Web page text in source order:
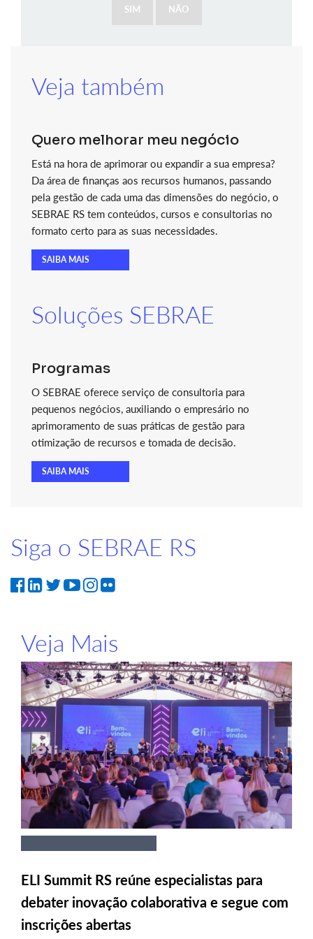
SIM NÃO
Veja também
Quero melhorar meu negócio
Está na hora de aprimorar ou expandir a sua empresa?
Da área de finanças aos recursos humanos, passando
pela gestão de cada uma das dimensões do negócio, o
SEBRAE RS tem conteúdos, cursos e consultorias no
formato certo para as suas necessidades.
SAIBA MAIS
Soluções SEBRAE
Programas
O SEBRAE oferece serviço de consultoria para
pequenos negócios, auxiliando o empresário no
aprimoramento de suas práticas de gestão para
otimização de recursos e tomada de decisão.
SAIBA MAIS
Siga o SEBRAE RS
Veja Mais
ELI Summit RS reúne especialistas para
debater inovação colaborativa e segue com
inscrições abertas